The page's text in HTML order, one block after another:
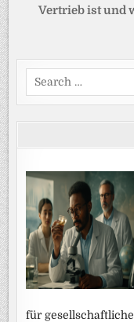
Vertrieb ist und
Search
for:
für